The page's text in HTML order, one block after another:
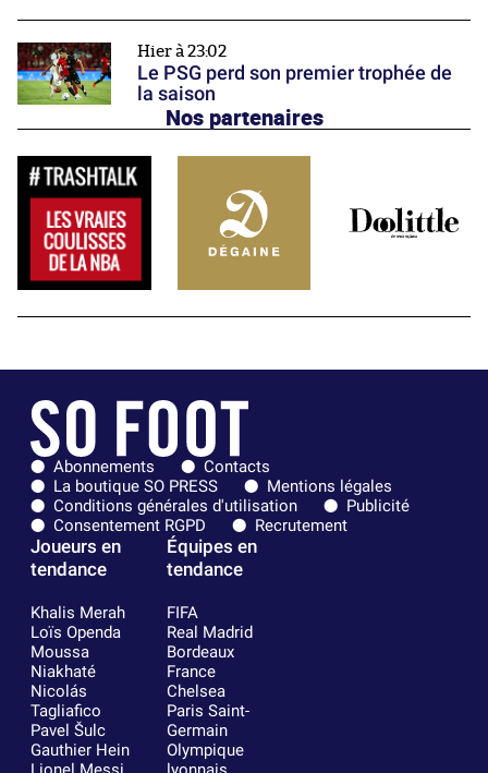
Hier à 23:02
Le PSG perd son premier trophée de
la saison
Nos partenaires
Abonnements
Contacts
La boutique SO PRESS
Mentions légales
Conditions générales d'utilisation
Publicité
Consentement RGPD
Recrutement
Joueurs en
tendance
Khalis Merah
Loïs Openda
Moussa
Niakhaté
Nicolás
Tagliafico
Pavel Šulc
Gauthier Hein
Équipes en
tendance
FIFA
Real Madrid
Bordeaux
France
Chelsea
Paris Saint-
Germain
Olympique